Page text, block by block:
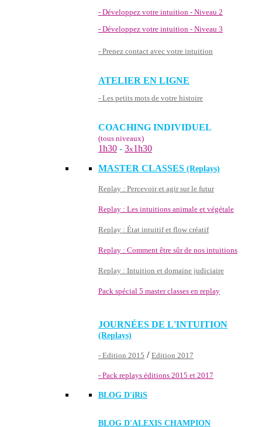
- Développez votre intuition - Niveau 2
- Développez votre intuition - Niveau 3
- Prenez contact avec votre intuition
ATELIER EN LIGNE
- Les petits mots de votre histoire
COACHING INDIVIDUEL
(tous niveaux)
1h30 - 3x1h30
MASTER CLASSES (Replays)
Replay : Percevoir et agir sur le futur
Replay : Les intuitions animale et végétale
Replay : État intuitif et flow créatif
Replay : Comment être sûr de nos intuitions
Replay : Intuition et domaine judiciaire
Pack spécial 5 master classes en replay
JOURNÉES DE L'INTUITION
(Replays)
- Edition 2015 / Edition 2017
- Pack replays éditions 2015 et 2017
BLOG D'iRiS
BLOG D'ALEXIS CHAMPION